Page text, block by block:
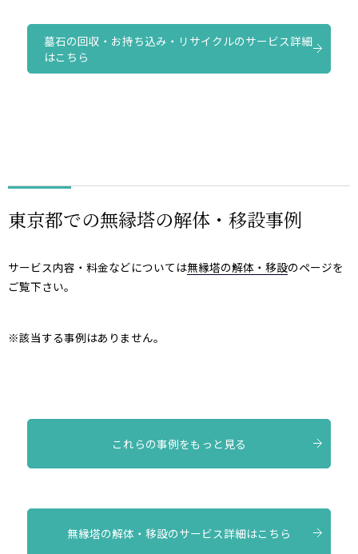
墓石の回収・お持ち込み・リサイクルのサービス詳細
はこちら
東京都での無縁塔の解体・移設事例
サービス内容・料金などについては無縁塔の解体・移設のページを
ご覧下さい。
※該当する事例はありません。
これらの事例をもっと見る
無縁塔の解体・移設のサービス詳細はこちら